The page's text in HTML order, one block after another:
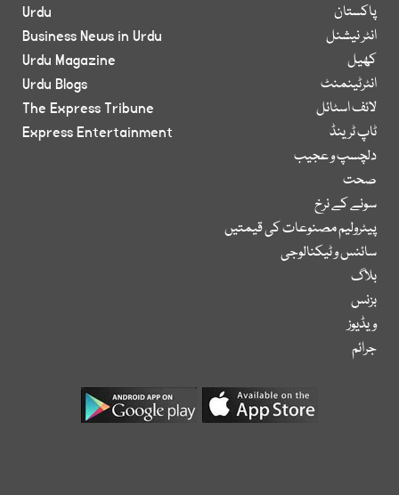
پاکستان
انٹر نیشنل
کھیل
انٹرٹینمنٹ
لائف اسٹائل
ٹاپ ٹرینڈ
دلچسپ و عجیب
صحت
سونے کے نرخ
پیٹرولیم مصنوعات کی قیمتیں
سائنس و ٹیکنالوجی
بلاگ
بزنس
ویڈیوز
جرائم
Urdu
Business News in Urdu
Urdu Magazine
Urdu Blogs
The Express Tribune
Express Entertainment